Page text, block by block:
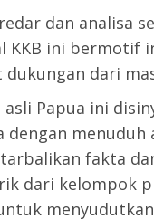
dan analisa
KKB ini bermotif
dari
asli Papua ini
menuduh
fakta
dari kelompok